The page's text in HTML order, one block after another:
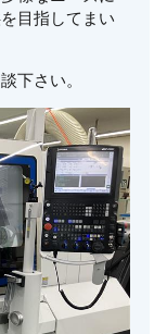
目指してまい
下さい。